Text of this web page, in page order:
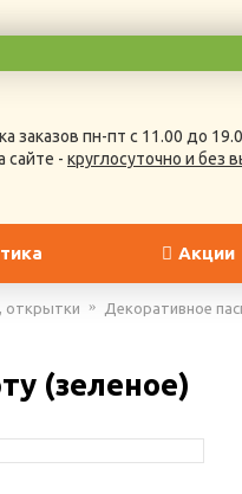
заказов пн-пт с 11.00 до
сайте - круглосуточно и без
Акции
открытки Декоративное
(зеленое)